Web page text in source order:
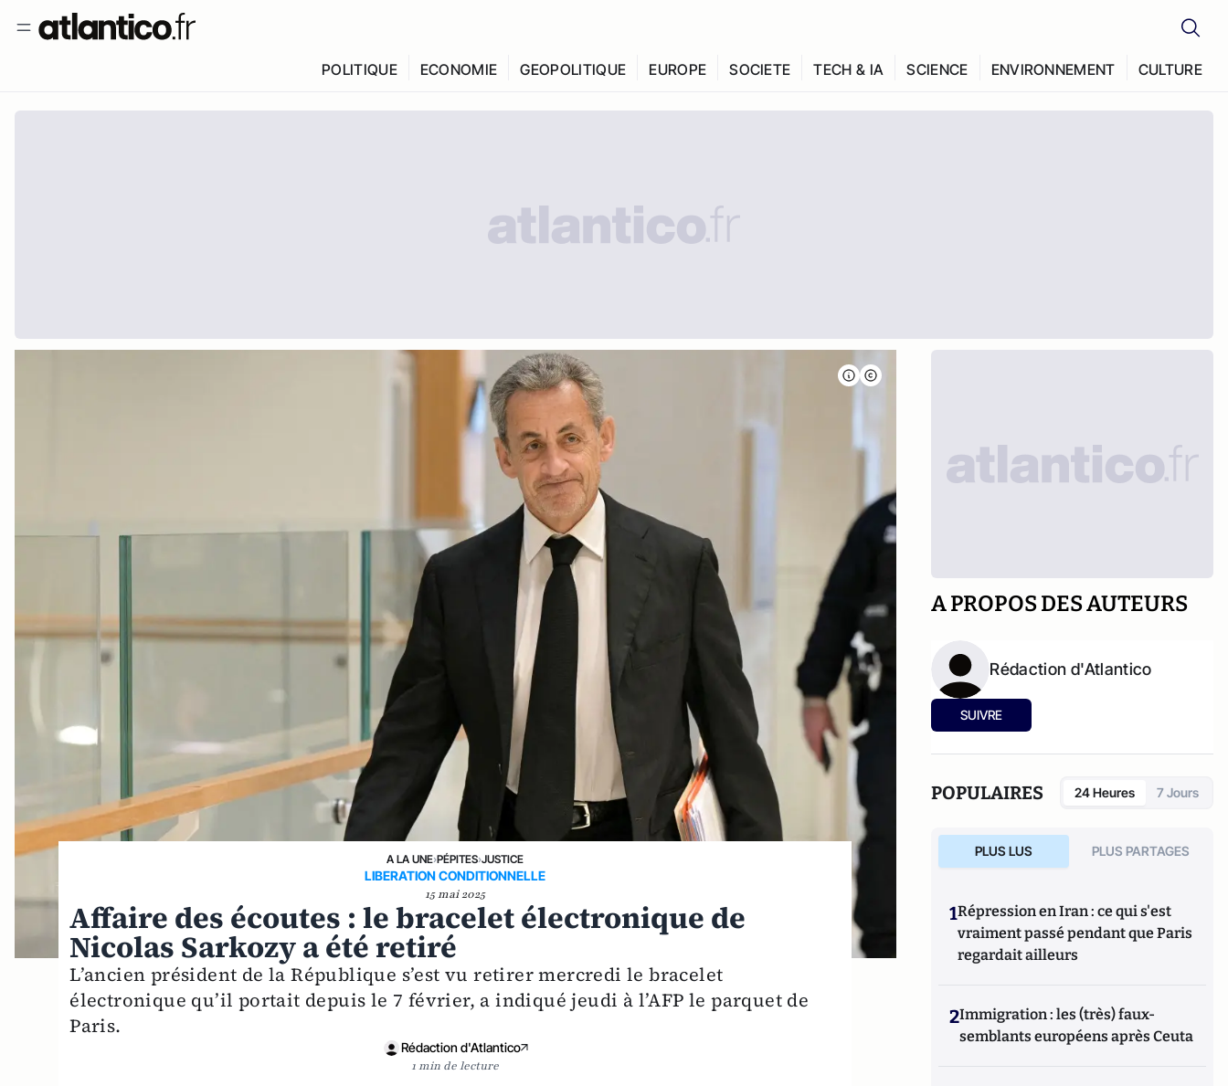
POLITIQUE ECONOMIE GEOPOLITIQUE EUROPE SOCIETE TECH & IA SCIENCE ENVIRONNEMENT CULTURE
A LA UNE›PÉPITES›JUSTICE
LIBERATION CONDITIONNELLE
15 mai 2025
Affaire des écoutes : le bracelet électronique de
Nicolas Sarkozy a été retiré
L’ancien président de la République s’est vu retirer mercredi le bracelet
électronique qu’il portait depuis le 7 février, a indiqué jeudi à l’AFP le parquet de
Paris.
Rédaction d'Atlantico
1 min de lecture
A PROPOS DES AUTEURS
Rédaction d'Atlantico
SUIVRE
POPULAIRES 24 Heures 7 Jours
PLUS LUS PLUS PARTAGES
1Répression en Iran : ce qui s'est
vraiment passé pendant que Paris
regardait ailleurs
2Immigration : les (très) faux-
semblants européens après Ceuta